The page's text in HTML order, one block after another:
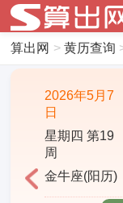
算出网 > 黄历查询
2026年5月7
日
星期四 第19
周
金牛座(阳历)